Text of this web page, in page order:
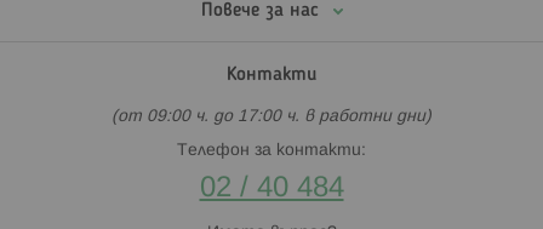
Повече за нас
Контакти
(от 09:00 ч. до 17:00 ч. в работни дни)
Телефон за контакти:
02 / 40 484